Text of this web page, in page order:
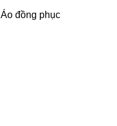
Áo đồng phục